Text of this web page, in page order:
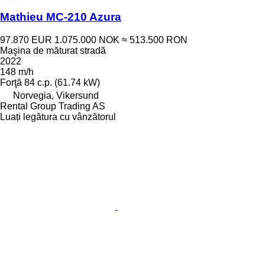
Mathieu MC-210 Azura
97.870 EUR 1.075.000 NOK ≈ 513.500 RON
Maşina de măturat stradă
2022
148 m/h
Forţă 84 c.p. (61.74 kW)
Norvegia, Vikersund
Rental Group Trading AS
Luați legătura cu vânzătorul